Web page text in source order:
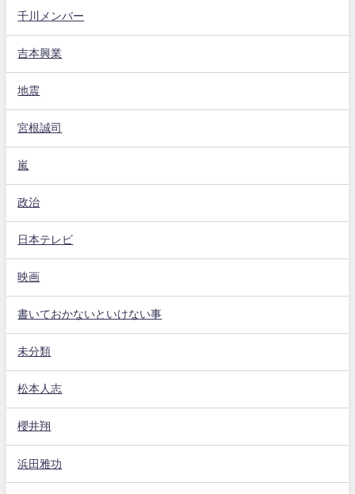
千川メンバー
吉本興業
地震
宮根誠司
嵐
政治
日本テレビ
映画
書いておかないといけない事
未分類
松本人志
櫻井翔
浜田雅功